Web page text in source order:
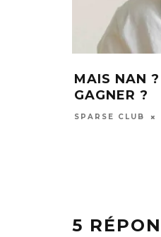
MAIS NAN
GAGNER ?
SPARSE CLUB
5